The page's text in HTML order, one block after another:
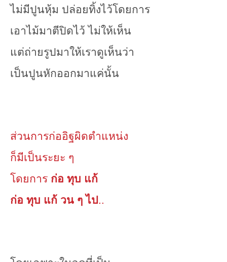
ไม่มีปูนหุ้ม ปล่อยทิ้งไว้โดยการ
เอาไม้มาตีปิดไว้ ไม่ให้เห็น
แต่ถ่ายรูปมาให้เราดูเห็นว่า
เป็นปูนหักออกมาแค่นั้น
ส่วนการก่ออิฐผิดตำแหน่ง
ก็มีเป็นระยะ ๆ
โดยการ ก่อ ทุบ แก้
ก่อ ทุบ แก้ วน ๆ ไป..